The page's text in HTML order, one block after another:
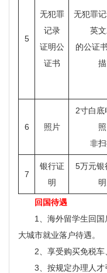
5
无犯罪
记录
证明公
证书
无犯罪
英
的公证
描
6 照片
2寸白底
照
非
7
银行证
明
5万元银
明
回国待遇
1、海外留学生回国
大城市就业落户待遇。
2、享受购买免税车
3、按规定办理人才